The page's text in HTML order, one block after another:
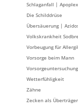
Schlaganfall | Apoplex
Die Schilddrüse
Übersäuerung |
Volkskrankheit
Vorbeugung für
Vorsorge beim Mann
Wetterfühligkeit
Zähne
Zecken als